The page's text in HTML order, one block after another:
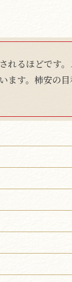
れるほどです
ます。柿安の